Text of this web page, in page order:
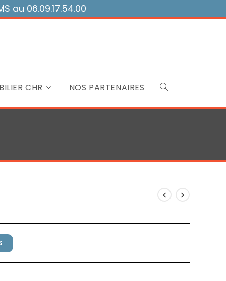
au 06.09.17.54.00
CHR NOS PARTENAIRES Toggle
search